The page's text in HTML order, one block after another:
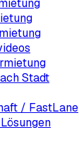
Stadt
/ FastLane